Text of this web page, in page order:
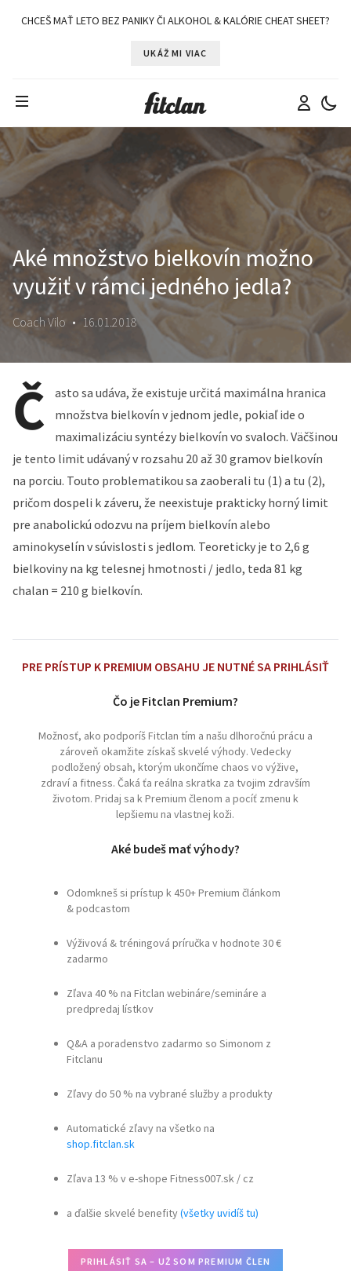
CHCEŠ MAŤ LETO BEZ PANIKY ČI ALKOHOL & KALÓRIE CHEAT SHEET?
UKÁŽ MI VIAC
Aké množstvo bielkovín možno
využiť v rámci jedného jedla?
Coach Vilo • 16.01.2018
Č
asto sa udáva, že existuje určitá maximálna hranica
množstva bielkovín v jednom jedle, pokiaľ ide o
maximalizáciu syntézy bielkovín vo svaloch. Väčšinou
je tento limit udávaný v rozsahu 20 až 30 gramov bielkovín
na porciu. Touto problematikou sa zaoberali tu (1) a tu (2),
pričom dospeli k záveru, že neexistuje prakticky horný limit
pre anabolickú odozvu na príjem bielkovín alebo
aminokyselín v súvislosti s jedlom. Teoreticky je to 2,6 g
bielkoviny na kg telesnej hmotnosti / jedlo, teda 81 kg
chalan = 210 g bielkovín.
PRE PRÍSTUP K PREMIUM OBSAHU JE NUTNÉ SA PRIHLÁSIŤ
Čo je Fitclan Premium?
Možnosť, ako podporíš Fitclan tím a našu dlhoročnú prácu a
zároveň okamžite získaš skvelé výhody. Vedecky
podložený obsah, ktorým ukončíme chaos vo výžive,
zdraví a fitness. Čaká ťa reálna skratka za tvojim zdravším
životom. Pridaj sa k Premium členom a pocíť zmenu k
lepšiemu na vlastnej koži.
Aké budeš mať výhody?
Odomkneš si prístup k 450+ Premium článkom
& podcastom
Výživová & tréningová príručka v hodnote 30 €
zadarmo
Zľava 40 % na Fitclan webináre/semináre a
predpredaj lístkov
Q&A a poradenstvo zadarmo so Simonom z
Fitclanu
Zľavy do 50 % na vybrané služby a produkty
Automatické zľavy na všetko na
shop.fitclan.sk
Zľava 13 % v e-shope Fitness007.sk / cz
a ďalšie skvelé benefity(všetky uvidíš tu)
PRIHLÁSIŤ SA – UŽ SOM PREMIUM ČLEN